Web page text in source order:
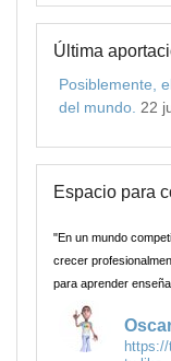
Última
Posiblemente,
del mundo. 22
Espacio para
"En un mundo
crecer
para aprender